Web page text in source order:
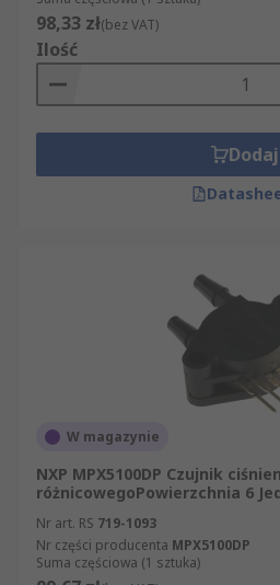
98,33 zł(bez VAT)
Ilość
Dodaj
W magazynie
NXP MPX5100DP Czujnik
różnicowegoPowierzchnia 6
Nr art. RS 719-1093
Nr części producenta MPX5100DP
Suma częściowa (1 sztuka)